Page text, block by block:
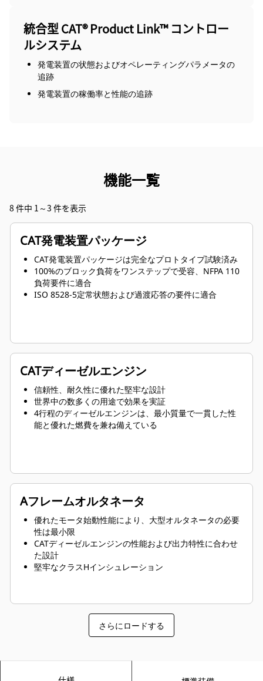
統合型 CAT® Product Link™ コントロー
ルシステム
発電装置の状態およびオペレーティングパラメータの
追跡
発電装置の稼働率と性能の追跡
機能一覧
8 件中 1～3 件を表示
CAT発電装置パッケージ
CAT発電装置パッケージは完全なプロトタイプ試験済み
100%のブロック負荷をワンステップで受容、NFPA 110
負荷要件に適合
ISO 8528-5定常状態および過渡応答の要件に適合
CATディーゼルエンジン
信頼性、耐久性に優れた堅牢な設計
世界中の数多くの用途で効果を実証
4行程のディーゼルエンジンは、最小質量で一貫した性
能と優れた燃費を兼ね備えている
Aフレームオルタネータ
優れたモータ始動性能により、大型オルタネータの必要
性は最小限
CATディーゼルエンジンの性能および出力特性に合わせ
た設計
堅牢なクラスHインシュレーション
さらにロードする